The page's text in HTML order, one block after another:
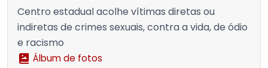
Centro estadual acolhe vítimas diretas ou
indiretas de crimes sexuais, contra a vida, de ódio
e racismo
Álbum de fotos